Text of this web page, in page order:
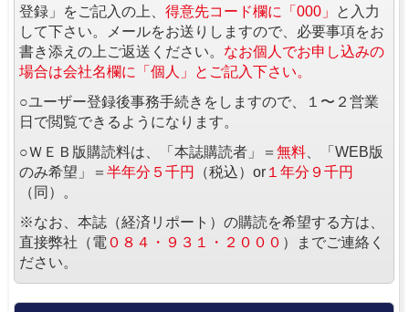
登録」をご記入の上、 得意先コード欄に「000」
と入力
して下さい。メールをお送りしますので、必要事項をお
書き添えの上ご返送ください。 なお個人でお申し込みの
場合は会社名欄に「個人」とご記入下さい。
○ユーザー登録後事務手続きをしますので、１〜２営業
日で閲覧できるようになります。
○ＷＥＢ版購読料は、「本誌購読者」＝ 無料 、「WEB版
のみ希望」＝ 半年分５千円 （税込）or １年分９千円
（同）。
※なお、本誌（経済リポート）の購読を希望する方は、
直接弊社（電 ０８４・９３１・２０００ ）までご連絡く
ださい。